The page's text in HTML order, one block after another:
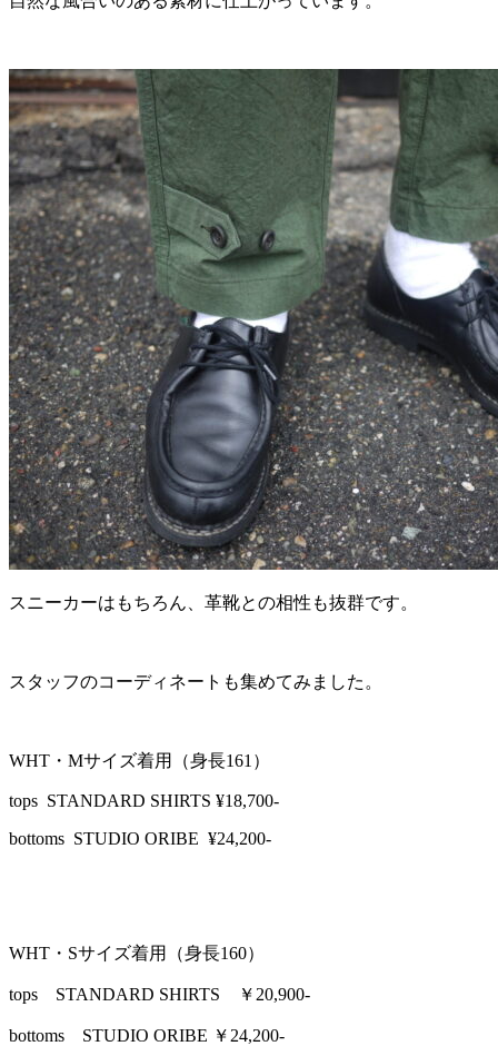
スニーカーはもちろん、革靴との相性も抜群です。
スタッフのコーディネートも集めてみました。
WHT・Mサイズ着用（身長161）
tops STANDARD SHIRTS ¥18,700-
bottoms STUDIO ORIBE ¥24,200-
WHT・Sサイズ着用（身長160）
tops STANDARD SHIRTS ￥20,900-
bottoms STUDIO ORIBE ￥24,200-